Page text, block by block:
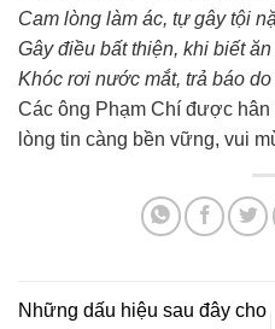
Cam lòng làm ác, tự gây tội
Gây điều bất thiện, khi biết ăn
Khóc rơi nước mắt, trả báo
Các ông Phạm Chí được
lòng tin càng bền vững, vui
Những dấu hiệu sau đây cho